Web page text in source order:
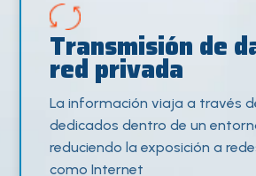
Transmisión de
red privada
La información viaja a través
dedicados dentro de un
reduciendo la exposición a
como Internet